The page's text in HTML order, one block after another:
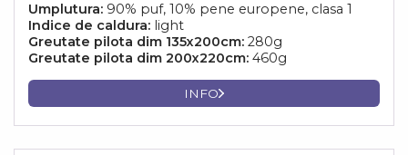
Umplutura: 90% puf, 10% pene europene, clasa 1
Indice de caldura: light
Greutate pilota dim 135x200cm: 280g
Greutate pilota dim 200x220cm: 460g
INFO